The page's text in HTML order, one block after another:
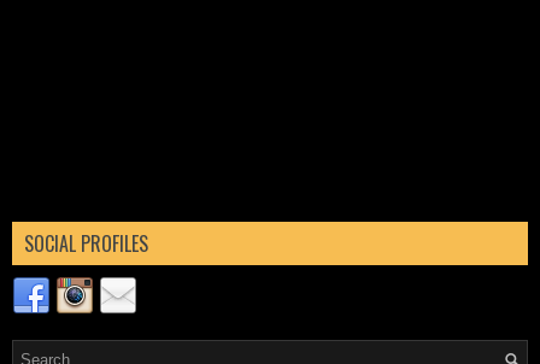
SOCIAL PROFILES